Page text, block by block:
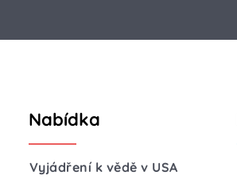
Nabídka
Vyjádření k vědě v USA